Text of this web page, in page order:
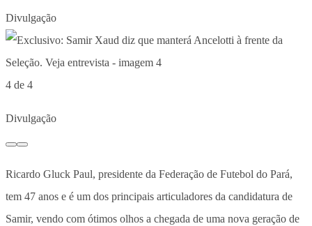
Divulgação
4 de 4
Divulgação
Ricardo Gluck Paul, presidente da Federação de Futebol do Pará,
tem 47 anos e é um dos principais articuladores da candidatura de
Samir, vendo com ótimos olhos a chegada de uma nova geração de